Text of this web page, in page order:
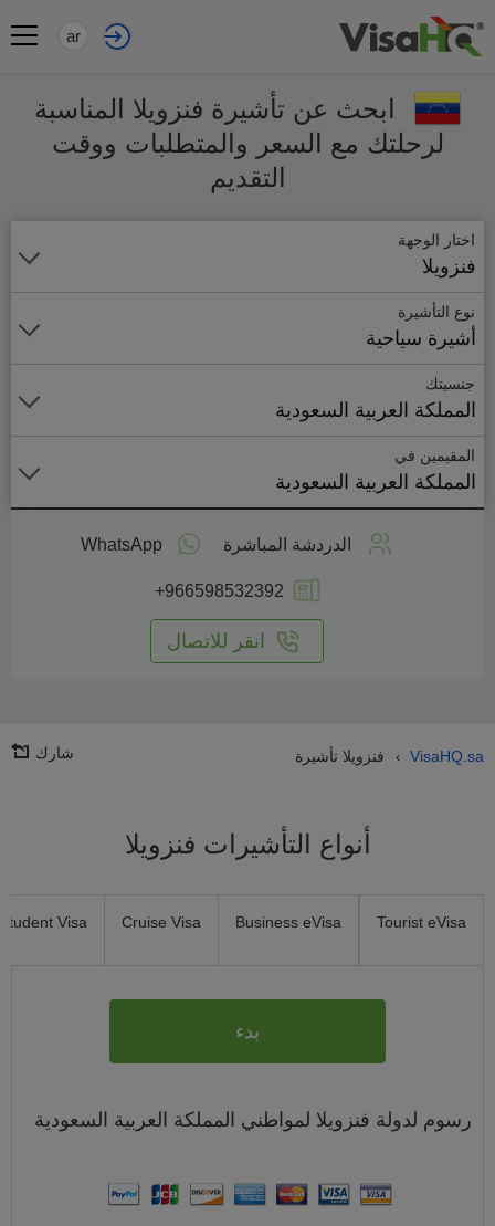
ar
ابحث عن تأشيرة فنزويلا المناسبة
لرحلتك مع السعر والمتطلبات ووقت
التقديم
اختار الوجهة
فنزويلا
نوع التأشيرة
أشيرة سياحية
جنسيتك
المملكة العربية السعودية
المقيمين في
المملكة العربية السعودية
الدردشة المباشرة WhatsApp
+966598532392
انقر للاتصال
VisaHQ.sa
› فنزويلا تأشيرة شارك
أنواع التأشيرات فنزويلا
Tourist eVisa
Business eVisa
Cruise Visa
Student Visa
بدء
رسوم لدولة فنزويلا لمواطني المملكة العربية السعودية